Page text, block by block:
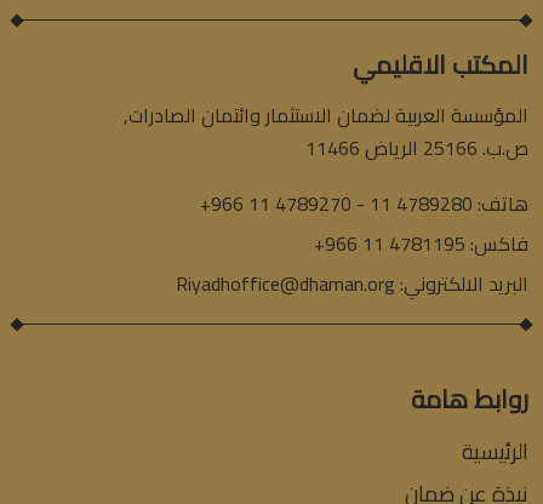
المكتب الاقليمي
المؤسسة العربية لضمان الاستثمار وائتمان الصادرات,
ص.ب. 25166 الرياض 11466
هاتف:+966 11 4789270 - 11 4789280
فاكس:+966 11 4781195
البريد الالكتروني:Riyadhoffice@dhaman.org
روابط هامة
الرئيسية
نبذة عن ضمان